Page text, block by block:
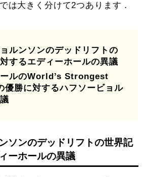
は大きく分けて2つあります．
ルンソンのデッドリフトの
するエディーホールの異議
ルのWorld’s Strongest
優勝に対するハフソービョル
ソンのデッドリフトの世界記
ーホールの異議